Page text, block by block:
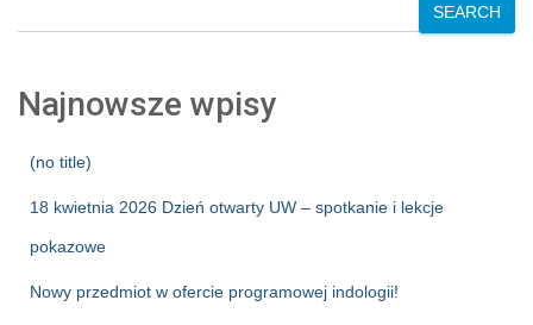
SEARCH
Najnowsze wpisy
(no title)
18 kwietnia 2026 Dzień otwarty UW – spotkanie i lekcje
pokazowe
Nowy przedmiot w ofercie programowej indologii!